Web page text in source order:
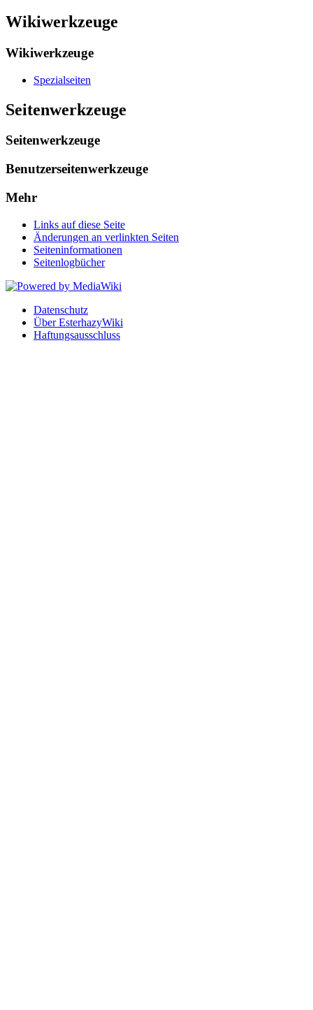
Wikiwerkzeuge
Wikiwerkzeuge
Spezialseiten
Seitenwerkzeuge
Seitenwerkzeuge
Benutzerseitenwerkzeuge
Mehr
Links auf diese Seite
Änderungen an verlinkten Seiten
Seiten­informationen
Seitenlogbücher
Datenschutz
Über EsterhazyWiki
Haftungsausschluss